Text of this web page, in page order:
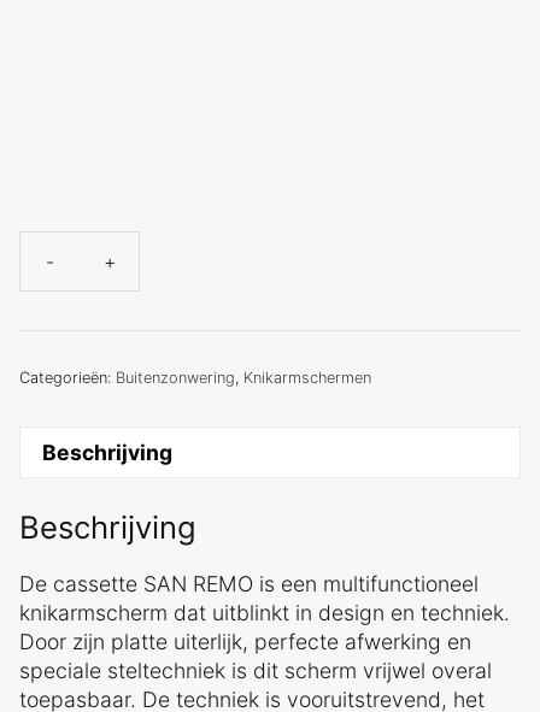
-
REMO
Maatwerk
+
Categorieën: Buitenzonwering, Knikarmschermen
Beschrijving
Beschrijving
De cassette SAN REMO is een multifunctioneel
knikarmscherm dat uitblinkt in design en techniek.
Door zijn platte uiterlijk, perfecte afwerking en
speciale steltechniek is dit scherm vrijwel overal
toepasbaar. De techniek is vooruitstrevend, het